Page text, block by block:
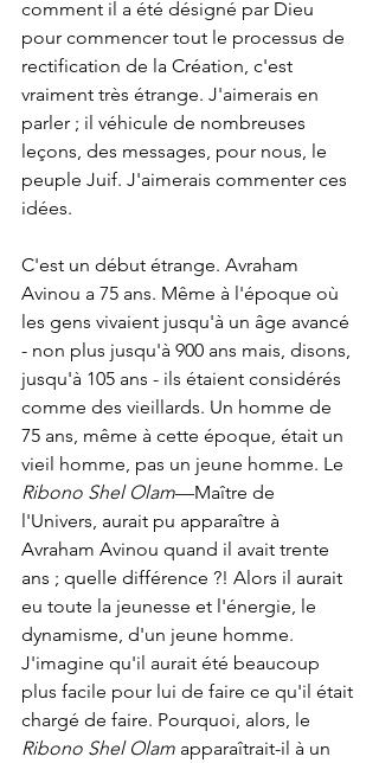
comment il a été désigné par Dieu
pour commencer tout le processus de
rectification de la Création, c'est
vraiment très étrange. J'aimerais en
parler ; il véhicule de nombreuses
leçons, des messages, pour nous, le
peuple Juif. J'aimerais commenter ces
idées.
C'est un début étrange. Avraham
Avinou a 75 ans. Même à l'époque où
les gens vivaient jusqu'à un âge avancé
- non plus jusqu'à 900 ans mais, disons,
jusqu'à 105 ans - ils étaient considérés
comme des vieillards. Un homme de
75 ans, même à cette époque, était un
vieil homme, pas un jeune homme. Le
Ribono Shel Olam—Maître de
l'Univers, aurait pu apparaître à
Avraham Avinou quand il avait trente
ans ; quelle différence ?! Alors il aurait
eu toute la jeunesse et l'énergie, le
dynamisme, d'un jeune homme.
J'imagine qu'il aurait été beaucoup
plus facile pour lui de faire ce qu'il était
chargé de faire. Pourquoi, alors, le
Ribono Shel Olam apparaîtrait-il à un